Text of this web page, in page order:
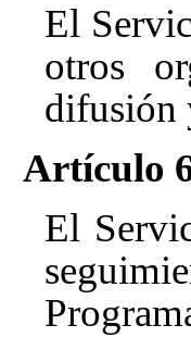
El
otros
difusión
Artículo
El